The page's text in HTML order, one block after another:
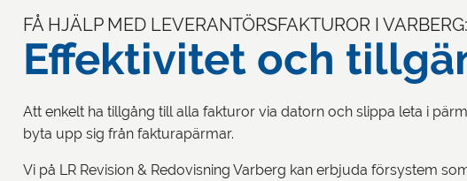
FÅ HJÄLP MED LEVERANTÖRSFAKTUROR I VARBERG:
Effektivitet och
Att enkelt ha tillgång till alla fakturor via datorn och slippa leta i
byta upp sig från fakturapärmar.
Vi på LR Revision & Redovisning Varberg kan erbjuda försystem